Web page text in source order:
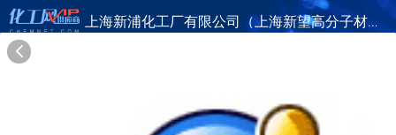
上海新浦化工厂有限公司（上海新望高分子材料厂）